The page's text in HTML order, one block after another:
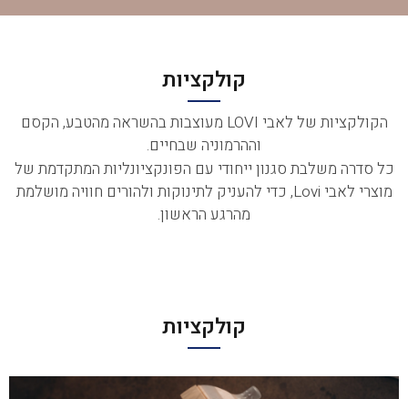
קולקציות
הקולקציות של לאבי LOVI מעוצבות בהשראה מהטבע, הקסם
וההרמוניה שבחיים.
כל סדרה משלבת סגנון ייחודי עם הפונקציונליות המתקדמת של
מוצרי לאבי Lovi, כדי להעניק לתינוקות ולהורים חוויה מושלמת
מהרגע הראשון.
קולקציות